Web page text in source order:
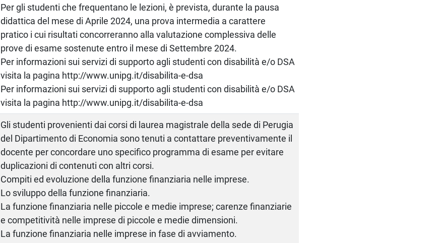
Per gli studenti che frequentano le lezioni, è prevista, durante la pausa
didattica del mese di Aprile 2024, una prova intermedia a carattere
pratico i cui risultati concorreranno alla valutazione complessiva delle
prove di esame sostenute entro il mese di Settembre 2024.
Per informazioni sui servizi di supporto agli studenti con disabilità e/o DSA
visita la pagina http://www.unipg.it/disabilita-e-dsa
Per informazioni sui servizi di supporto agli studenti con disabilità e/o DSA
visita la pagina http://www.unipg.it/disabilita-e-dsa
Gli studenti provenienti dai corsi di laurea magistrale della sede di Perugia
del Dipartimento di Economia sono tenuti a contattare preventivamente il
docente per concordare uno specifico programma di esame per evitare
duplicazioni di contenuti con altri corsi.
Compiti ed evoluzione della funzione finanziaria nelle imprese.
Lo sviluppo della funzione finanziaria.
La funzione finanziaria nelle piccole e medie imprese; carenze finanziarie
e competitività nelle imprese di piccole e medie dimensioni.
La funzione finanziaria nelle imprese in fase di avviamento.